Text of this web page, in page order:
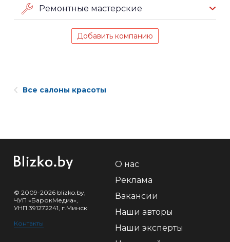
Ремонтные мастерские
Добавить компанию
Все салоны красоты
© 2009-2026 blizko.by,
ЧУП «БарокМедиа»,
УНП 391272241, г.Минск
Контакты
О нас
Реклама
Вакансии
Наши авторы
Наши эксперты